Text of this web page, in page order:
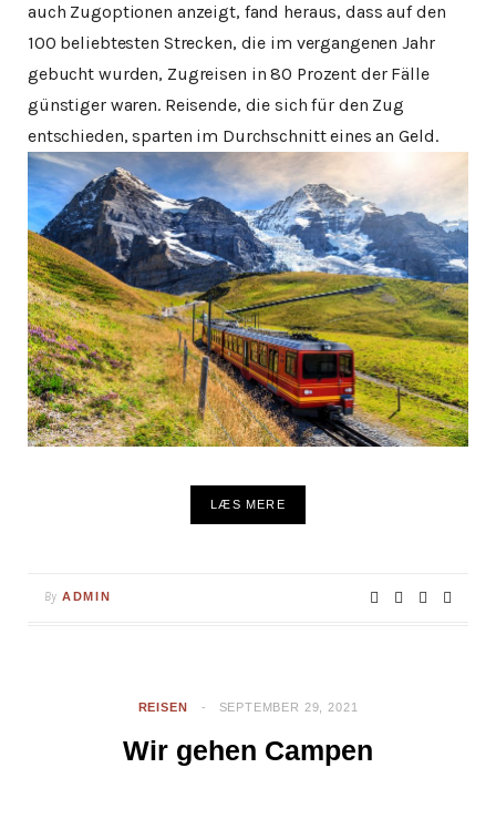
auch Zugoptionen anzeigt, fand heraus, dass auf den
100 beliebtesten Strecken, die im vergangenen Jahr
gebucht wurden, Zugreisen in 80 Prozent der Fälle
günstiger waren. Reisende, die sich für den Zug
entschieden, sparten im Durchschnitt eines an Geld.
LÆS MERE
By ADMIN
REISEN SEPTEMBER 29, 2021
Wir gehen Campen